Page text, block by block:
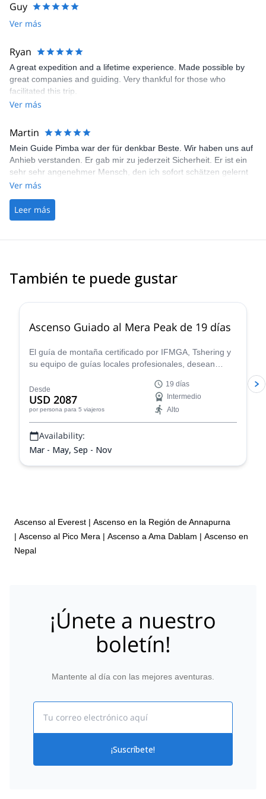
Guru Bhote
area, with several monestries, a huge statue and a spiritual cave.
I can only recommand you to book this trip. You will not regret it.
of the trip as a memory. Overall, 10/10.
Guy
Ver más
Ryan
A great expedition and a lifetime experience. Made possible by
great companies and guiding. Very thankful for those who
facilitated this trip.
Ver más
Martin
Mein Guide Pimba war der für denkbar Beste. Wir haben uns auf
Anhieb verstanden. Er gab mir zu jederzeit Sicherheit. Er ist ein
sehr sehr angenehmer Mensch, den ich sofort schätzen gelernt
habe. Ich würde mich ihm bis ans Ende der Welt gehen. Mein
Ver más
Leer más
También te puede gustar
Ascenso Guiado al Mera Peak de 19 días
El guía de montaña certificado por IFMGA, Tshering y
su equipo de guías locales profesionales, desean
donde quedarás maravillado ante los Himalayas.
Desde
USD 2087
por persona para 5 viajeros
19 días
Intermedio
Alto
Availability:
Mar - May, Sep - Nov
Ascenso al Everest | Ascenso en la Región de Annapurna
| Ascenso al Pico Mera | Ascenso a Ama Dablam | Ascenso en
Nepal
¡Únete a nuestro
boletín!
Mantente al día con las mejores aventuras.
¡Suscríbete!